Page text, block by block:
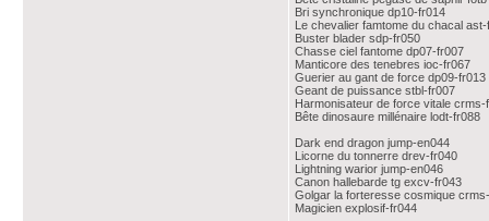
Bri synchronique dp10-fr014
Le chevalier famtome du chacal
Buster blader sdp-fr050
Chasse ciel fantome dp07-fr007
Manticore des tenebres ioc-fr067
Guerier au gant de force dp09-fr013
Geant de puissance stbl-fr007
Harmonisateur de force vitale crms-
Bête dinosaure millénaire lodt-fr088
Dark end dragon jump-en044
Licorne du tonnerre drev-fr040
Lightning warior jump-en046
Canon hallebarde tg excv-fr043
Golgar la forteresse cosmique
Magicien explosif-fr044